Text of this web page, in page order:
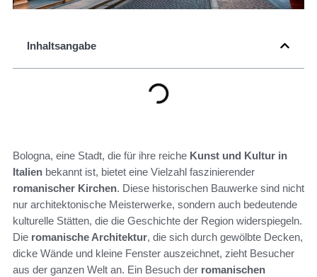
Inhaltsangabe
Bologna, eine Stadt, die für ihre reiche Kunst und Kultur in
Italien bekannt ist, bietet eine Vielzahl faszinierender
romanischer Kirchen. Diese historischen Bauwerke sind nicht
nur architektonische Meisterwerke, sondern auch bedeutende
kulturelle Stätten, die die Geschichte der Region widerspiegeln.
Die romanische Architektur, die sich durch gewölbte Decken,
dicke Wände und kleine Fenster auszeichnet, zieht Besucher
aus der ganzen Welt an. Ein Besuch der romanischen